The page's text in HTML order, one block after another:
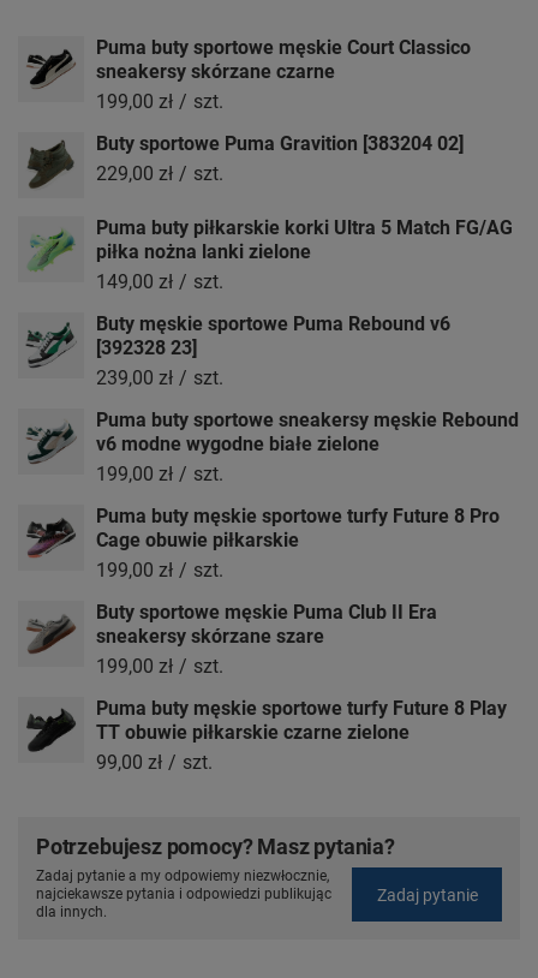
Puma buty sportowe męskie Court Classico
sneakersy skórzane czarne
199,00 zł / szt.
Buty sportowe Puma Gravition [383204 02]
229,00 zł / szt.
Puma buty piłkarskie korki Ultra 5 Match FG/AG
piłka nożna lanki zielone
149,00 zł / szt.
Buty męskie sportowe Puma Rebound v6
[392328 23]
239,00 zł / szt.
Puma buty sportowe sneakersy męskie Rebound
v6 modne wygodne białe zielone
199,00 zł / szt.
Puma buty męskie sportowe turfy Future 8 Pro
Cage obuwie piłkarskie
199,00 zł / szt.
Buty sportowe męskie Puma Club II Era
sneakersy skórzane szare
199,00 zł / szt.
Puma buty męskie sportowe turfy Future 8 Play
TT obuwie piłkarskie czarne zielone
99,00 zł / szt.
Potrzebujesz pomocy? Masz pytania?
Zadaj pytanie a my odpowiemy niezwłocznie,
najciekawsze pytania i odpowiedzi publikując
dla innych.
Zadaj pytanie